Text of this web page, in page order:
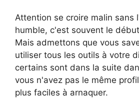
Attention se croire malin sans
humble, c'est souvent le
Mais admettons que vous
utiliser tous les outils à votre
certains sont dans la suite
vous n'avez pas le même
plus faciles à arnaquer.